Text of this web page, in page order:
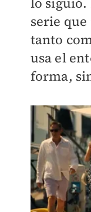
serie
tanto
usa el
forma,